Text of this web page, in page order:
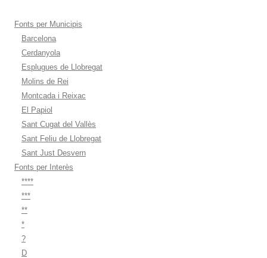
Fonts per Municipis
Barcelona
Cerdanyola
Esplugues de Llobregat
Molins de Rei
Montcada i Reixac
El Papiol
Sant Cugat del Vallès
Sant Feliu de Llobregat
Sant Just Desvern
Fonts per Interès
****
***
**
*
?
D